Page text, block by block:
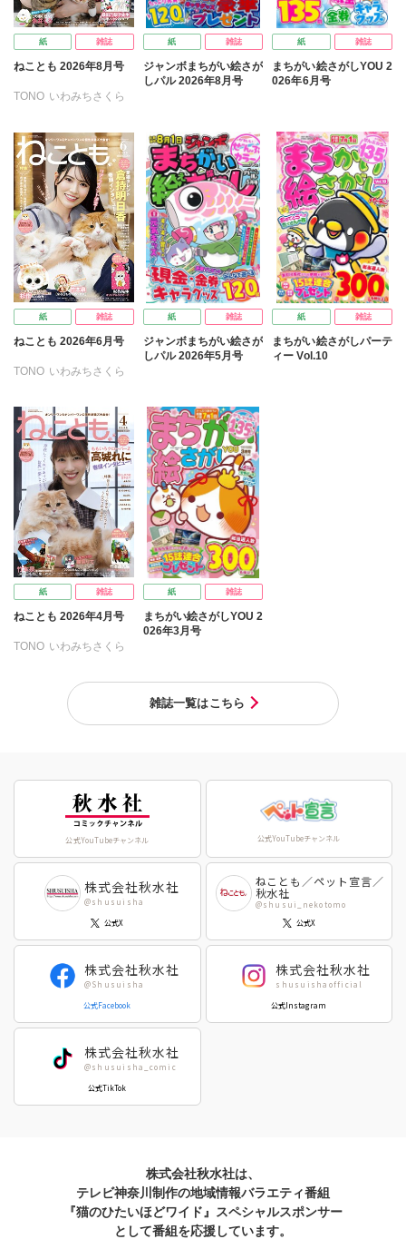
紙 雑誌
ねことも 2026年8月号
TONO いわみちさくら
おおさと理央 きょめを
たぁぽん ただまさひろ
なかやまさち
なつき千穂
はなやぎぶんぶん
へうがけん
まつうらゆうこ めで鯛
ラクトいちご 鮎
永井くろ 九条友淀
熊沢楓 桑田乃梨子
佐々木史 若尾はるか
勝川ユミ 新子友子
竹本泉
渡辺ゆづる
猫原ねんず 猫葉りて
美月李予 福島正則
木月けいこ 浪花愛
ねむまろみ 葉月秋子
髙松瞳
紙 雑誌
ジャンボまちがい絵さが
しパル 2026年8月号
紙 雑誌
まちがい絵さがしYOU 2
026年6月号
紙 雑誌
ねことも 2026年6月号
TONO いわみちさくら
おおさと理央 きょめを
たぁぽん ただまさひろ
なかやまさち
なつき千穂 へうがけん
まつうらゆうこ
めで鯛
ラクトいちご 鮎
永井くろ 九条友淀
熊沢楓 桑田乃梨子
佐々木史 若尾はるか
勝川ユミ 新子友子
水田ムゲン 杉作
曽根麻矢 竹本泉
美月李予
ねむまろみ
紙 雑誌
ジャンボまちがい絵さが
しパル 2026年5月号
紙 雑誌
まちがい絵さがしパーテ
ィー Vol.10
紙 雑誌
ねことも 2026年4月号
TONO いわみちさくら
おおさと理央
ただまさひろ
ラクトいちご 鮎
九条友淀
桑田乃梨子
佐々木史 若尾はるか
勝川ユミ 新子友子
水田ムゲン 杉作
竹本泉
渡辺ゆづる 猫原ねんず
福島正則 木月けいこ
佐々木慶子
ねむまろみ 高城れに
紙 雑誌
まちがい絵さがしYOU 2
026年3月号
雑誌一覧はこちら
公式YouTubeチャンネル 公式YouTubeチャンネル
株式会社秋水社
@shusuisha
公式X
ねことも／ペット宣言／
秋水社
@shusui_nekotomo
公式X
株式会社秋水社
@Shusuisha
公式Facebook
株式会社秋水社
shusuishaofficial
公式Instagram
株式会社秋水社
@shusuisha_comic
公式TikTok
株式会社秋水社は、
テレビ神奈川制作の地域情報バラエティ番組
『猫のひたいほどワイド』スペシャルスポンサー
として番組を応援しています。